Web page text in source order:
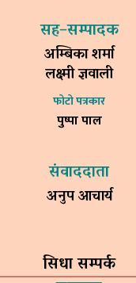
सह–सम्पादक
अम्बिका शर्मा
लक्ष्मी ज्ञवाली
फोटो पत्रकार
पुष्पा पाल
संवाददाता
अनुप आचार्य
सिधा सम्पर्क